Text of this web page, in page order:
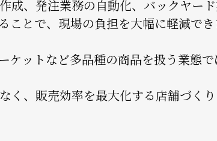
成、発注業務の自動化、バックヤー
ことで、現場の負担を大幅に軽減でき
ケットなど多品種の商品を扱う業態
く、販売効率を最大化する店舗づくり